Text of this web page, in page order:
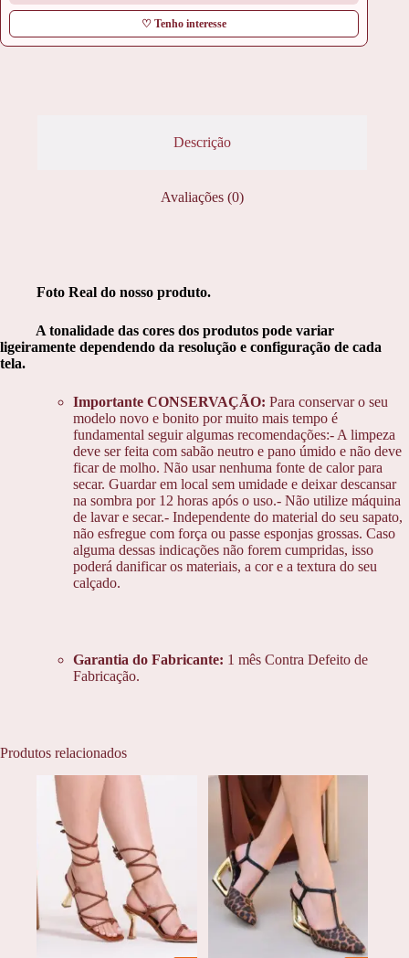
♡ Tenho interesse
Descrição
Avaliações (0)
Foto Real do nosso produto.
A tonalidade das cores dos produtos pode variar
ligeiramente dependendo da resolução e configuração de cada
tela.
Importante CONSERVAÇÃO: Para conservar o seu
modelo novo e bonito por muito mais tempo é
fundamental seguir algumas recomendações:- A limpeza
deve ser feita com sabão neutro e pano úmido e não deve
ficar de molho. Não usar nenhuma fonte de calor para
secar. Guardar em local sem umidade e deixar descansar
na sombra por 12 horas após o uso.- Não utilize máquina
de lavar e secar.- Independente do material do seu sapato,
não esfregue com força ou passe esponjas grossas. Caso
alguma dessas indicações não forem cumpridas, isso
poderá danificar os materiais, a cor e a textura do seu
calçado.
Garantia do Fabricante: 1 mês Contra Defeito de
Fabricação.
Produtos relacionados